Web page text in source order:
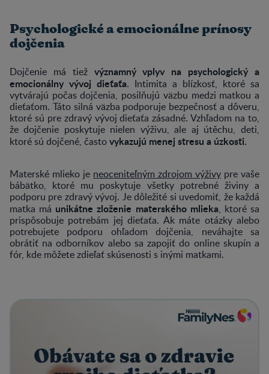
Psychologické a emocionálne prínosy
dojčenia
Dojčenie má tiež významný vplyv na psychologický a
emocionálny vývoj dieťaťa. Intimita a blízkosť, ktoré sa
vytvárajú počas dojčenia, posilňujú väzbu medzi matkou a
dieťaťom. Táto silná väzba podporuje bezpečnosť a dôveru,
ktoré sú pre zdravý vývoj dieťaťa zásadné. Vzhľadom na to,
že dojčenie poskytuje nielen výživu, ale aj útěchu, deti,
ktoré sú dojčené, častovykazujú menej stresu a úzkosti.
Materské mlieko je neoceniteľným zdrojom výživy pre vaše
bábätko, ktoré mu poskytuje všetky potrebné živiny a
podporu pre zdravý vývoj. Je dôležité si uvedomiť, že každá
matka má unikátne zloženie materského mlieka, ktoré sa
prispôsobuje potrebám jej dieťaťa. Ak máte otázky alebo
potrebujete podporu ohľadom dojčenia, neváhajte sa
obrátiť na odborníkov alebo sa zapojiť do online skupín a
fór, kde môžete zdieľať skúsenosti s inými matkami.